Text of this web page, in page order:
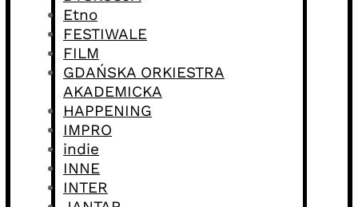
Etno
FESTIWALE
FILM
GDAŃSKA ORKIESTRA
AKADEMICKA
HAPPENING
IMPRO
indie
INNE
INTER